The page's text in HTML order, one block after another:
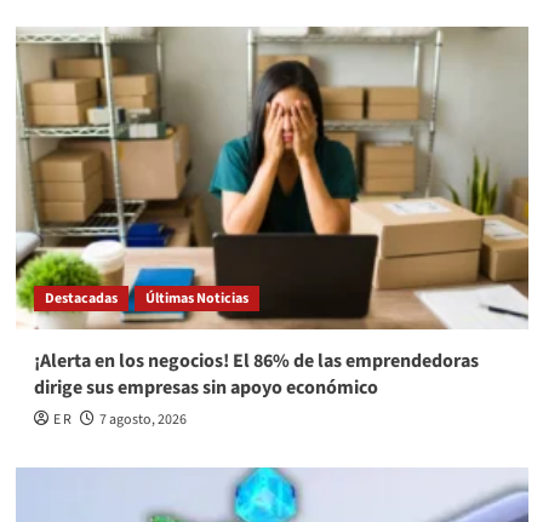
Destacadas Últimas Noticias
¡Alerta en los negocios! El 86% de las emprendedoras
dirige sus empresas sin apoyo económico
E R 7 agosto, 2026